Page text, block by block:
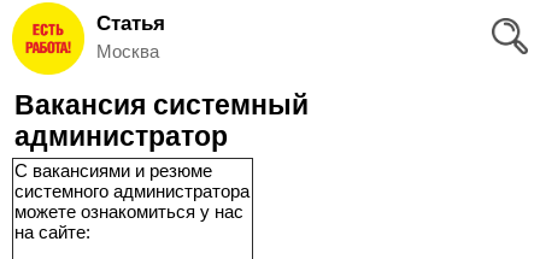
Вход
и
Регистрация
Избранное
Соискателям
Статья
Москва
Вакансия системный
администратор
С вакансиями и резюме
системного администратора
можете ознакомиться у нас
на сайте: